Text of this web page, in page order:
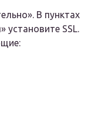
В пунктах
SSL.